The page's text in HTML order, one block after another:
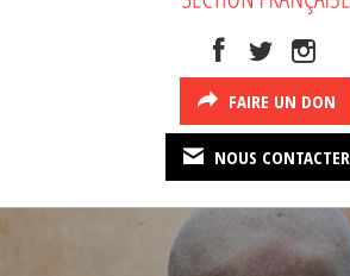
FAIRE UN DON
NOUS CONTACTER